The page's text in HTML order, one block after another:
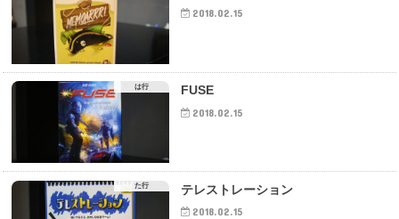
2018.02.15
は行 FUSE
2018.02.15
た行 テレストレーション
2018.02.15